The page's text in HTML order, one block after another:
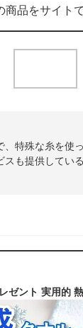
商品をサイト
特殊な糸を使
も提供してい